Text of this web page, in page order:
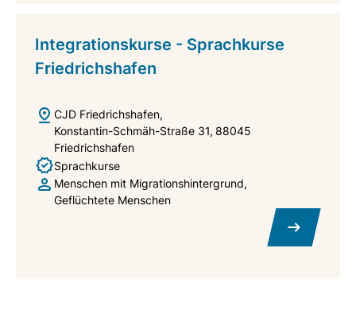
Integrationskurse - Sprachkurse
Friedrichshafen
CJD Friedrichshafen
Konstantin-Schmäh-Straße 31 88045
Friedrichshafen
Sprachkurse
Menschen mit Migrationshintergrund
Geflüchtete Menschen